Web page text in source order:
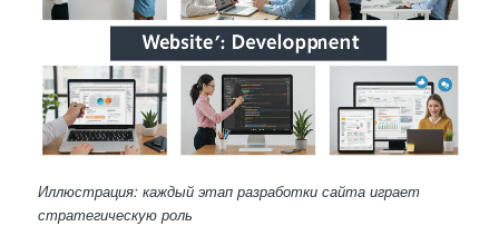
Иллюстрация: каждый этап разработки сайта играет
стратегическую роль